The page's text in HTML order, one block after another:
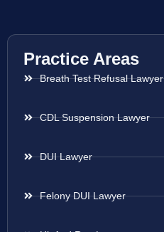
Practice Areas
Breath Test Refusal Lawyer
CDL Suspension Lawyer
DUI Lawyer
Felony DUI Lawyer